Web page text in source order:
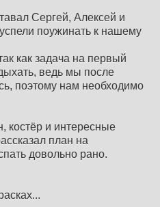
Сергей, Алексей и
поужинать к нашему
как задача на первый
ведь мы после
поэтому нам необходимо
костёр и интересные
план на
довольно рано.